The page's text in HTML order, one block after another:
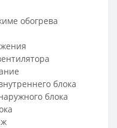
обогрева
блока
блока